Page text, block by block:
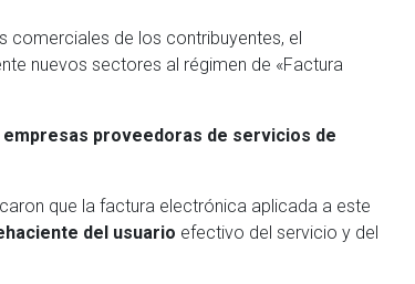
comerciales de los contribuyentes, el
nuevos sectores al régimen de «Factura
empresas proveedoras de servicios de
que la factura electrónica aplicada a este
del usuario efectivo del servicio y del